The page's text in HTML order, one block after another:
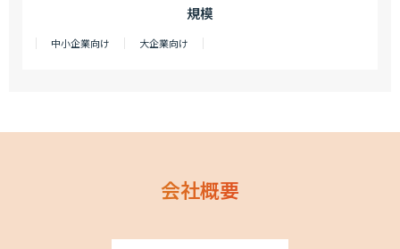
規模
中小企業向け 大企業向け
会社概要